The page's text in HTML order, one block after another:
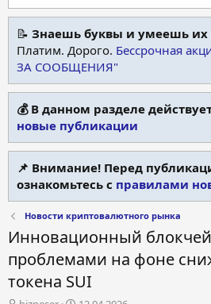
📝 Знаешь буквы и умеешь их
Платим. Дорого. Бессрочная
ЗА СООБЩЕНИЯ"
💰 В данном разделе
новые публикации
📌 Внимание! Перед
ознакомьтесь с правилами
Новости криптовалютного рынка
Инновационный
проблемами на фоне
токена SUI